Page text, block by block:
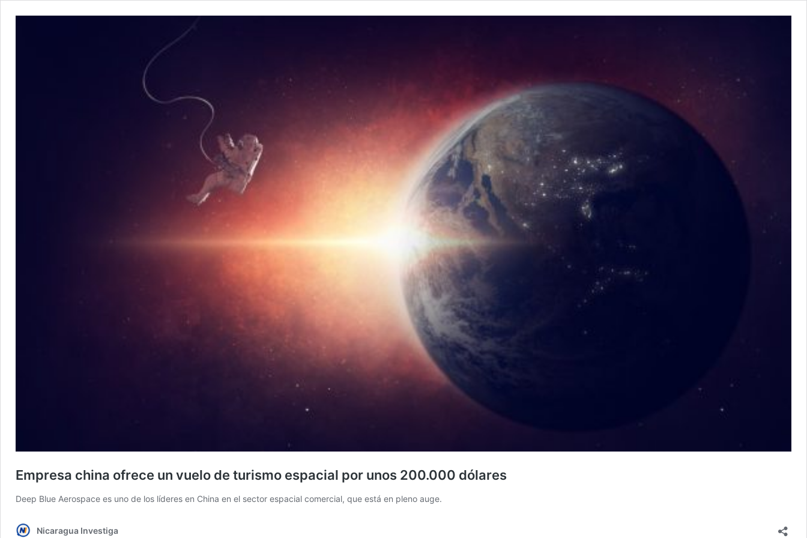
Empresa china ofrece un vuelo de turismo espacial por unos 200.000 dólares
Deep Blue Aerospace es uno de los líderes en China en el sector espacial comercial, que está en pleno auge.
Nicaragua Investiga